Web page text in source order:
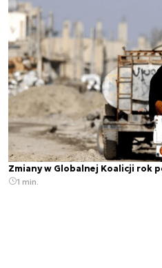
Zmiany w Globalnej Koalicji rok
1 min.